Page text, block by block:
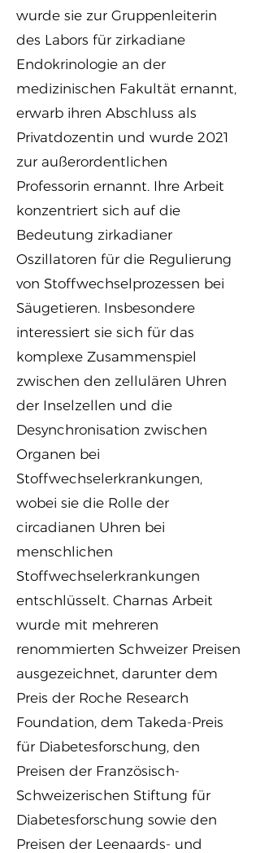
wurde sie zur Gruppenleiterin
des Labors für zirkadiane
Endokrinologie an der
medizinischen Fakultät ernannt,
erwarb ihren Abschluss als
Privatdozentin und wurde 2021
zur außerordentlichen
Professorin ernannt. Ihre Arbeit
konzentriert sich auf die
Bedeutung zirkadianer
Oszillatoren für die Regulierung
von Stoffwechselprozessen bei
Säugetieren. Insbesondere
interessiert sie sich für das
komplexe Zusammenspiel
zwischen den zellulären Uhren
der Inselzellen und die
Desynchronisation zwischen
Organen bei
Stoffwechselerkrankungen,
wobei sie die Rolle der
circadianen Uhren bei
menschlichen
Stoffwechselerkrankungen
entschlüsselt. Charnas Arbeit
wurde mit mehreren
renommierten Schweizer Preisen
ausgezeichnet, darunter dem
Preis der Roche Research
Foundation, dem Takeda-Preis
für Diabetesforschung, den
Preisen der Französisch-
Schweizerischen Stiftung für
Diabetesforschung sowie den
Preisen der Leenaards- und